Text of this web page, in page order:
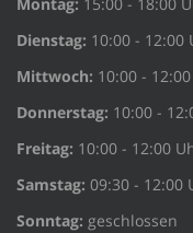
Dienstag: 10:00 - 12:00
Mittwoch: 10:00 -
Donnerstag: 10:00 -
Freitag: 10:00 - 12:00
Samstag: 09:30 - 12:00
Sonntag: geschlossen